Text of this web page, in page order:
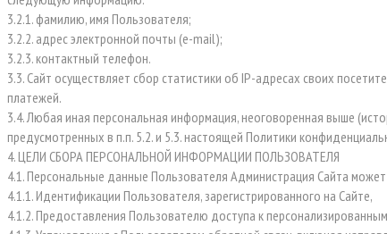
3.2.1. фамилию, имя Пользователя;
3.2.2. адрес электронной почты (e-mail);
3.2.3. контактный телефон.
3.3. Сайт осуществляет сбор статистики об IP-адресах своих
платежей.
3.4. Любая иная персональная информация, неоговоренная выше
предусмотренных в п.п. 5.2. и 5.3. настоящей Политики
4. ЦЕЛИ СБОРА ПЕРСОНАЛЬНОЙ ИНФОРМАЦИИ ПОЛЬЗОВАТЕЛЯ
4.1. Персональные данные Пользователя Администрация Сайта
4.1.1. Идентификации Пользователя, зарегистрированного на Сайте,
4.1.2. Предоставления Пользователю доступа к